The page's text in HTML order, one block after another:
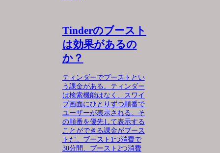
Tinderのブースト
は効果があるの
か？
ティンダーでブーストとい
う課金がある。ティンダー
は検索機能はなく、スワイ
プ画面にひとりずつ順番で
ユーザーが表示される。そ
の順番を優先して表示する
ことができる課金がブース
トだ。ブースト1つ消費で
30分間、ブースト2つ消費